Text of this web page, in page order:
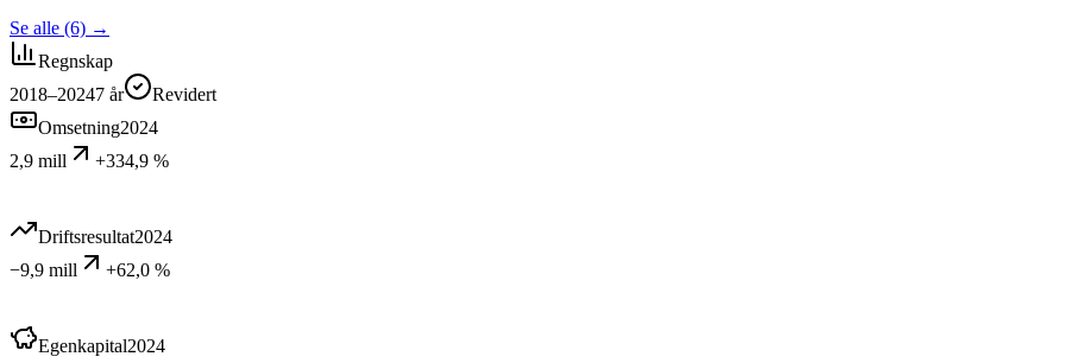
Se alle (6) →
Regnskap
2018–20247 år
Revidert
Omsetning2024
2,9 mill
+334,9 %
Driftsresultat2024
−9,9 mill
+62,0 %
Egenkapital2024